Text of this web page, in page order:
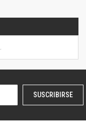
SUSCRIBIRSE